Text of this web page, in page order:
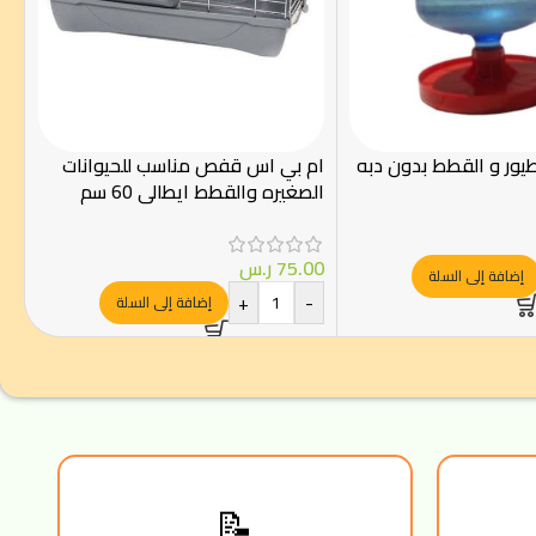
و القطط بدون دبه
إضافة إلى السلة
ام بي اس قفص مناسب للحيوانات
الصغيره والقطط ايطالي 60 سم
75.00ر.س
-
+ إضافة إلى السلة